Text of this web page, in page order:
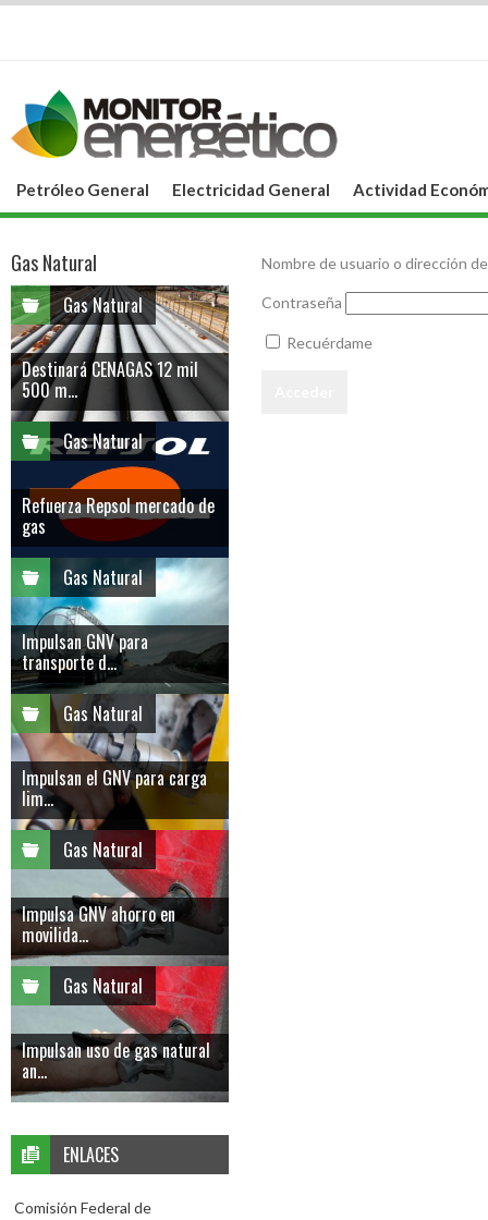
Petróleo General Electricidad General Actividad
Nombre de usuario o dirección
Contraseña
Recuérdame
Gas Natural
Gas Natural
Destinará CENAGAS 12 mil
500 m...
Gas Natural
Refuerza Repsol mercado de
gas
Gas Natural
Impulsan GNV para
transporte d...
Gas Natural
Impulsan el GNV para carga
lim...
Gas Natural
Impulsa GNV ahorro en
movilida...
Gas Natural
Impulsan uso de gas natural
an...
ENLACES
Comisión Federal de